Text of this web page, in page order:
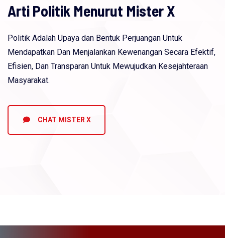
Arti Politik Menurut Mister X
Politik Adalah Upaya dan Bentuk Perjuangan Untuk
Mendapatkan Dan Menjalankan Kewenangan Secara Efektif,
Efisien, Dan Transparan Untuk Mewujudkan Kesejahteraan
Masyarakat.
CHAT MISTER X